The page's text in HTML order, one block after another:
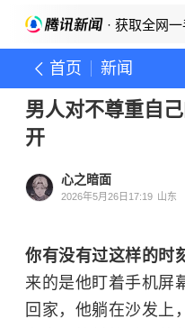
· 获取全网
首页 新闻
男人对不尊重自
开
心之暗面
2026年5月26日17:19 山东
你有没有过这样的时
来的是他盯着手机屏
回家，他躺在沙发上